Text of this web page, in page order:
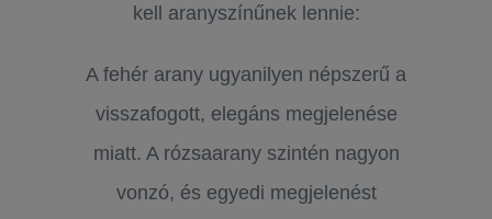
kell aranyszínűnek lennie:
A fehér arany ugyanilyen népszerű a
visszafogott, elegáns megjelenése
miatt. A rózsaarany szintén nagyon
vonzó, és egyedi megjelenést